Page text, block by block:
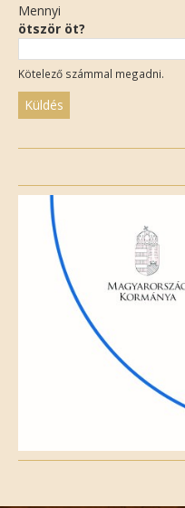
Mennyi
ötször öt?
Kötelező számmal megadni.
field
empty.